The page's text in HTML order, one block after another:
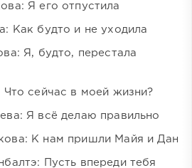
Я его отпустила
Как будто и не уходила
Я, будто, перестала
Что сейчас в моей жизни?
Я всё делаю правильно
К нам пришли Майя и Дан
Пусть впереди тебя